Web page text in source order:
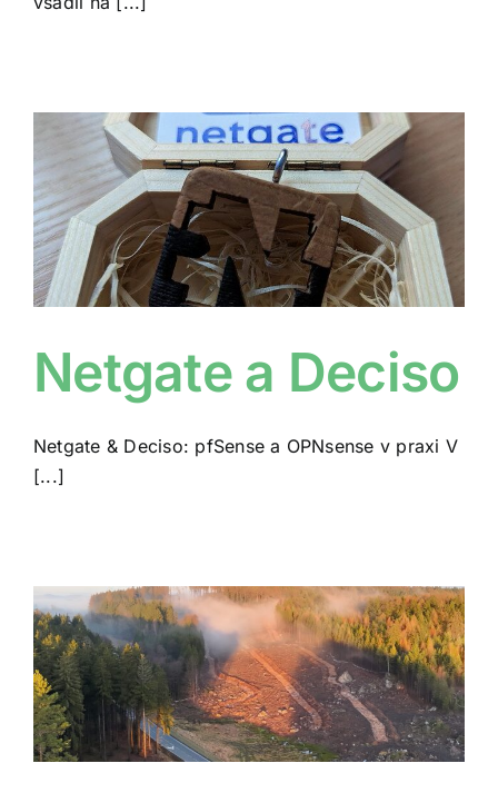
Netgate a Deciso
Netgate & Deciso: pfSense a OPNsense v praxi V
[...]